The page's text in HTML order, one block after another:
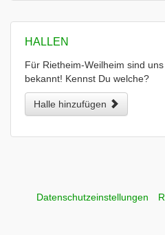
HALLEN
Für Rietheim-Weilheim sind
bekannt! Kennst Du welche?
Halle hinzufügen
Datenschutzeinstellungen